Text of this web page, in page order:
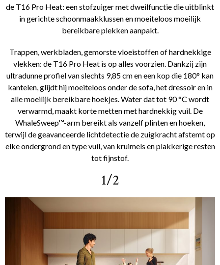
de T16 Pro Heat: een stofzuiger met dweilfunctie die uitblinkt
in gerichte schoonmaakklussen en moeiteloos moeilijk
bereikbare plekken aanpakt.
Trappen, werkbladen, gemorste vloeistoffen of hardnekkige
vlekken: de T16 Pro Heat is op alles voorzien. Dankzij zijn
ultradunne profiel van slechts 9,85 cm en een kop die 180° kan
kantelen, glijdt hij moeiteloos onder de sofa, het dressoir en in
alle moeilijk bereikbare hoekjes. Water dat tot 90 °C wordt
verwarmd, maakt korte metten met hardnekkig vuil. De
WhaleSweep™-arm bereikt als vanzelf plinten en hoeken,
terwijl de geavanceerde lichtdetectie de zuigkracht afstemt op
elke ondergrond en type vuil, van kruimels en plakkerige resten
tot fijnstof.
1/2